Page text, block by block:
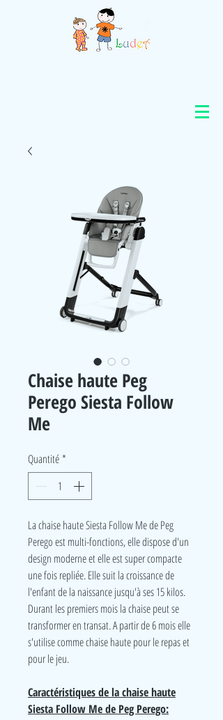
Chaise haute Peg
Perego Siesta Follow
Me
Quantité *
La chaise haute Siesta Follow Me de Peg
Perego est multi-fonctions, elle dispose d'un
design moderne et elle est super compacte
une fois repliée. Elle suit la croissance de
l'enfant de la naissance jusqu'à ses 15 kilos.
Durant les premiers mois la chaise peut se
transformer en transat. A partir de 6 mois elle
s'utilise comme chaise haute pour le repas et
pour le jeu.
Caractéristiques de la chaise haute
Siesta Follow Me de Peg Perego: